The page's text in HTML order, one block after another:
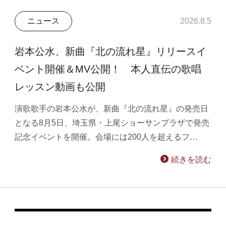
ニュース 2026.8.5
岩本公水、新曲『北の流れ星』リリースイ
ベント開催＆MV公開！ 本人直伝の歌唱
レッスン動画も公開
演歌歌手の岩本公水が、新曲『北の流れ星』の発売日
となる8月5日、埼玉県・上尾ショーサンプラザで発売
記念イベントを開催。会場には200人を超えるフ…
続きを読む